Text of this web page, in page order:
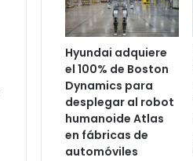
Hyundai adquiere
el 100% de Boston
Dynamics para
desplegar al robot
humanoide Atlas
en fábricas de
automóviles